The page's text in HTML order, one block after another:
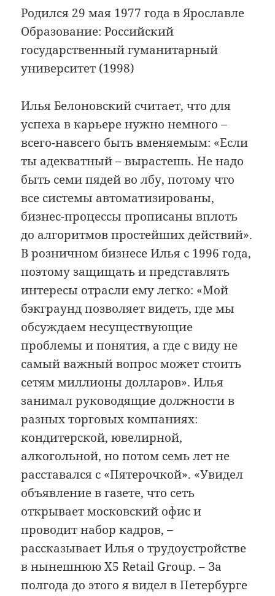
Родился 29 мая 1977 года в Ярославле
Образование: Российский
государственный гуманитарный
университет (1998)
Илья Белоновский считает, что для
успеха в карьере нужно немного –
всего-навсего быть вменяемым: «Если
ты адекватный – вырастешь. Не надо
быть семи пядей во лбу, потому что
все системы автоматизированы,
бизнес-процессы прописаны вплоть
до алгоритмов про­стей­ших действий».
В розничном бизнесе Илья с 1996 года,
поэтому защищать и представлять
интересы отрасли ему легко: «Мой
бэкграунд позволяет видеть, где мы
обсуждаем несуществующие
проблемы и понятия, а где с виду не
самый важный вопрос может стоить
сетям миллионы долларов». Илья
занимал руководящие должности в
разных торговых компаниях:
кондитерской, ювелирной,
алкогольной, но потом семь лет не
расставался с «Пятерочкой». «Увидел
объявление в газете, что сеть
открывает московский офис и
проводит набор кадров, –
рассказывает Илья о трудоустройстве
в нынешнюю X5 Retail Group. – За
полгода до этого я видел в Петербурге